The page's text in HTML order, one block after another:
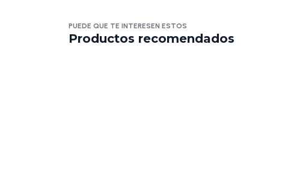
PUEDE QUE TE INTERESEN ESTOS
Productos recomendados